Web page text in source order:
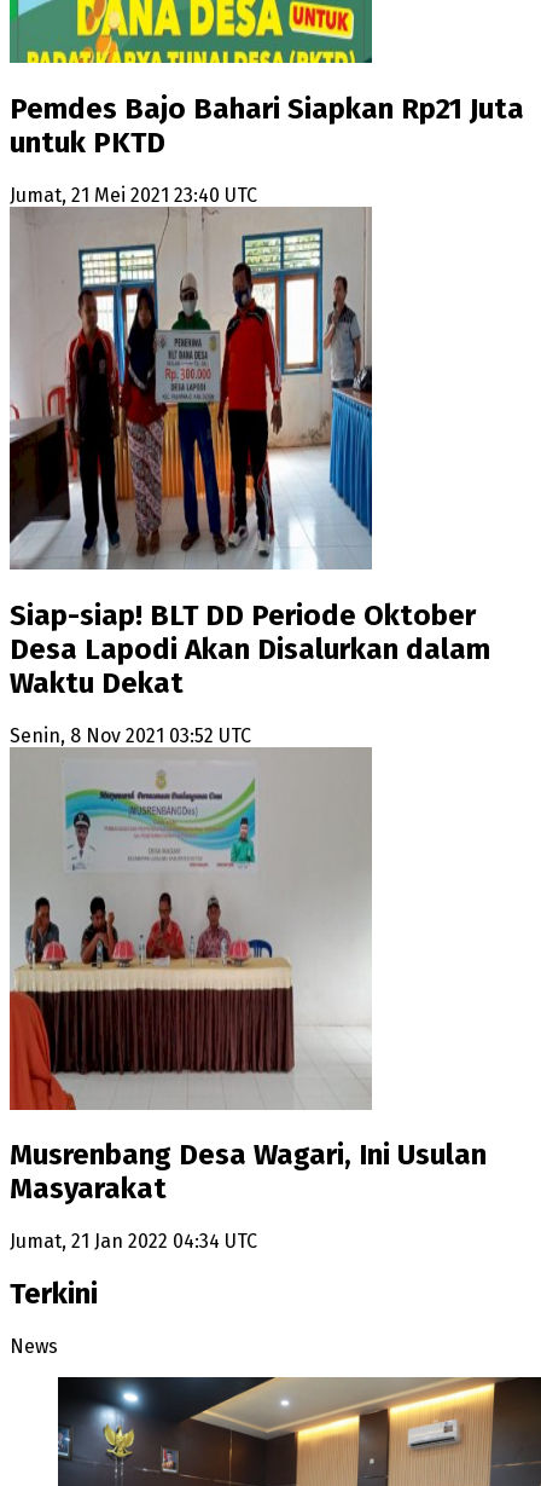
Pemdes Bajo Bahari Siapkan Rp21 Juta
untuk PKTD
Jumat, 21 Mei 2021 23:40 UTC
Siap-siap! BLT DD Periode Oktober
Desa Lapodi Akan Disalurkan dalam
Waktu Dekat
Senin, 8 Nov 2021 03:52 UTC
Musrenbang Desa Wagari, Ini Usulan
Masyarakat
Jumat, 21 Jan 2022 04:34 UTC
Terkini
News